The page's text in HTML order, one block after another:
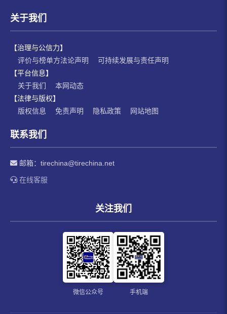
关于我们
【治理与公信力】
评价与榜单方法论声明
可持续发展与责任声明
【平台信息】
关于我们
本网动态
【法律与版权】
版权信息
免责声明 隐私政策 网站地图
联系我们
邮箱： tirechina@tirechina.net
在线客服
关注我们
微信公众号 手机端